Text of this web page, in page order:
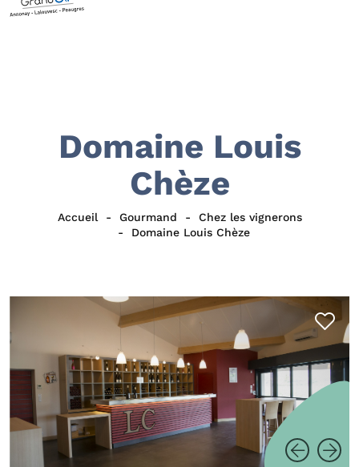
Domaine Louis
Chèze
Accueil Gourmand
Chez les vignerons
Domaine Louis Chèze